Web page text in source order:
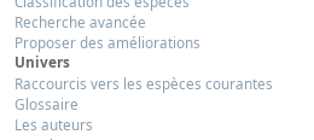
Recherche avancée
Proposer des améliorations
Univers
Raccourcis vers les espèces courantes
Glossaire
Les auteurs